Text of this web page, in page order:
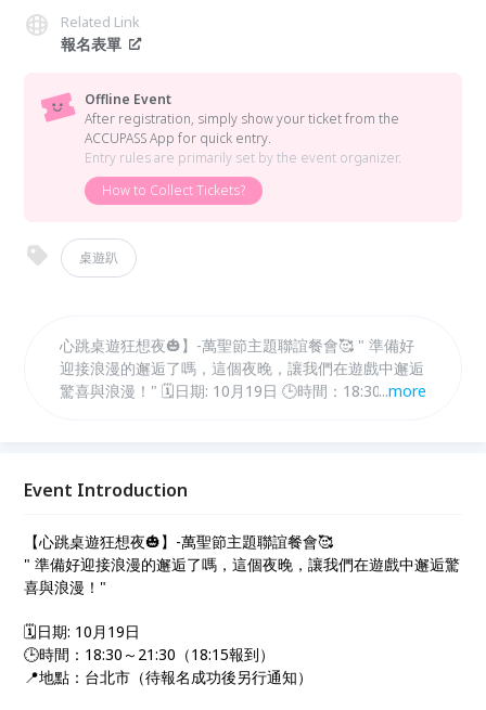
Related Link
報名表單
Offline Event
After registration, simply show your ticket from the
ACCUPASS App for quick entry.
Entry rules are primarily set by the event organizer.
How to Collect Tickets?
桌遊趴
心跳桌遊狂想夜🎃】-萬聖節主題聯誼餐會🥰 " 準備好
迎接浪漫的邂逅了嗎，這個夜晚，讓我們在遊戲中邂逅
驚喜與浪漫！" 🗓️日期: 10月19日 🕒時間：18:30～
...more
Event Introduction
【心跳桌遊狂想夜🎃】-萬聖節主題聯誼餐會🥰
" 準備好迎接浪漫的邂逅了嗎，這個夜晚，讓我們在遊戲中邂逅驚
喜與浪漫！"
🗓️日期: 10月19日
🕒時間：18:30～21:30（18:15報到）
📍地點：台北市（待報名成功後另行通知）